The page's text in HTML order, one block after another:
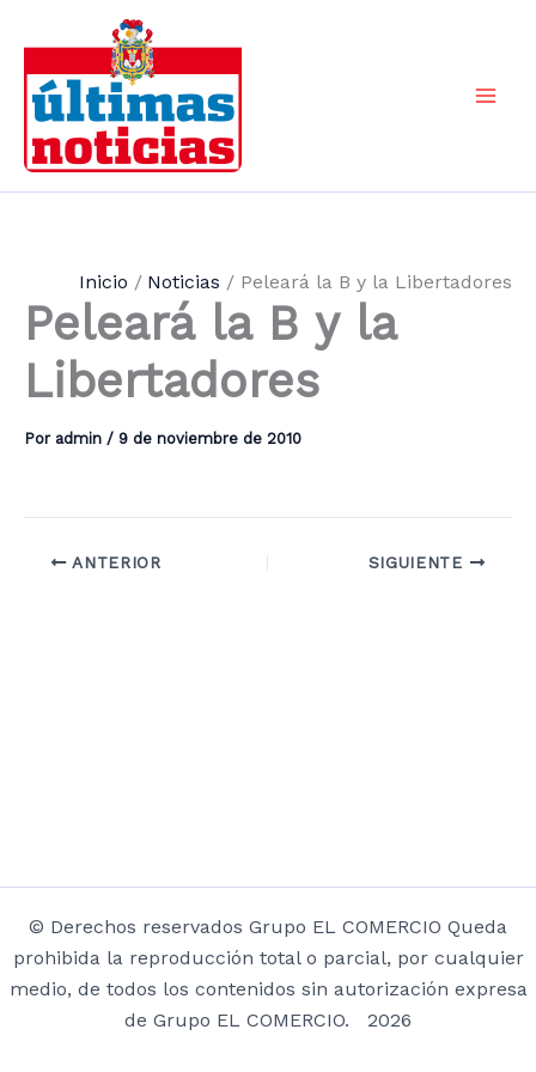
contenido
Inicio Noticias Peleará la B y la Libertadores
Peleará la B y la
Libertadores
Por admin / 9 de noviembre de 2010
ANTERIOR SIGUIENTE
© Derechos reservados Grupo EL COMERCIO Queda
prohibida la reproducción total o parcial, por cualquier
medio, de todos los contenidos sin autorización expresa
de Grupo EL COMERCIO. 2026